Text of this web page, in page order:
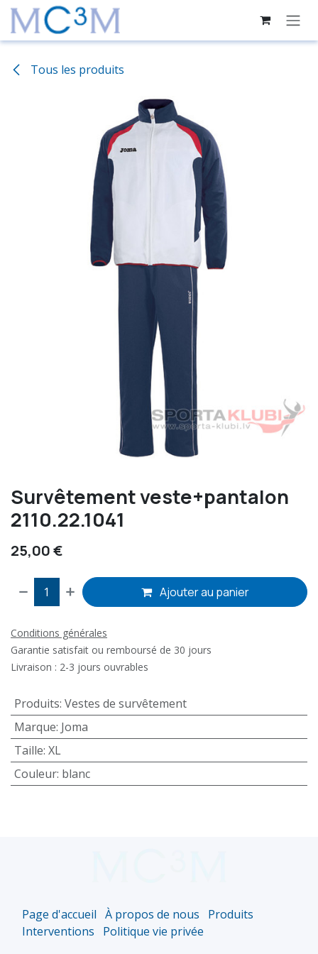
Se rendre au contenu
Tous les produits
Survêtement veste+pantalon
2110.22.1041
25,00€
Ajouter au panier
Conditions générales
Garantie satisfait ou remboursé de 30 jours
Livraison : 2-3 jours ouvrables
Produits: Vestes de survêtement
Marque: Joma
Taille: XL
Couleur: blanc
Page d'accueil À propos de nous
Produits
Interventions
Politique vie privée